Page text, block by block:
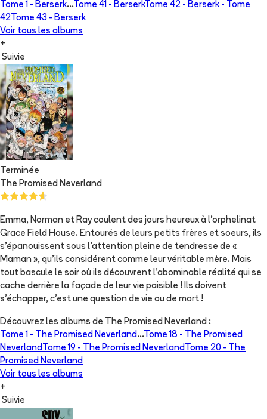
Tome 1 - Berserk...Tome 41 - BerserkTome 42 - Berserk - Tome
42 Tome 43 - Berserk
Voir tous les albums
+
Suivie
Terminée
The Promised Neverland
Emma, Norman et Ray coulent des jours heureux à l'orphelinat
Grace Field House. Entourés de leurs petits frères et soeurs, ils
s'épanouissent sous l'attention pleine de tendresse de «
Maman », qu'ils considérent comme leur véritable mère. Mais
tout bascule le soir où ils découvrent l'abominable réalité qui se
cache derrière la façade de leur vie paisible ! Ils doivent
s'échapper, c'est une question de vie ou de mort !
Découvrez les albums de The Promised Neverland :
Tome 1 -
The Promised Neverland ...Tome 18 -
The Promised
Neverland
Tome 19 - The Promised Neverland Tome 20 -
The
Promised Neverland
Voir tous les albums
+
Suivie